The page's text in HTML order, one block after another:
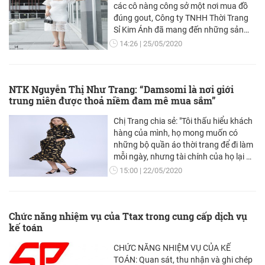
các cô nàng công sở một nơi mua đồ
đúng gout, Công ty TNHH Thời Trang
Sỉ Kim Ánh đã mang đến những sản
phẩm tốt nhất trong tầm giá. Kim Ánh
vô cùng phải chăng.
14:26 25/05/2020
NTK Nguyễn Thị Như Trang: “Damsomi là nơi giới
trung niên được thoả niềm đam mê mua sắm”
Chị Trang chia sẻ: "Tôi thấu hiểu khách
hàng của mình, họ mong muốn có
những bộ quần áo thời trang để đi làm
mỗi ngày, nhưng tài chính của họ lại bị
giới hạn. Chính vì vậy tôi quyết tâm cố
hợp lý nhất."
15:00 22/05/2020
Chức năng nhiệm vụ của Ttax trong cung cấp dịch vụ
kế toán
CHỨC NĂNG NHIỆM VỤ CỦA KẾ
TOÁN: Quan sát, thu nhận và ghi chép